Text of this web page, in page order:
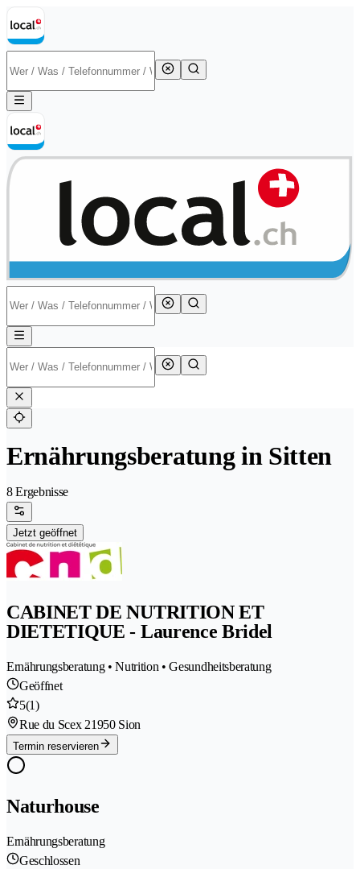
Ernährungsberatung in Sitten
8 Ergebnisse
Jetzt geöffnet
CABINET DE NUTRITION ET
DIETETIQUE - Laurence Bridel
Ernährungsberatung • Nutrition • Gesundheitsberatung
Geöffnet
5(1)
Rue du Scex 21950 Sion
Termin reservieren
Naturhouse
Ernährungsberatung
Geschlossen